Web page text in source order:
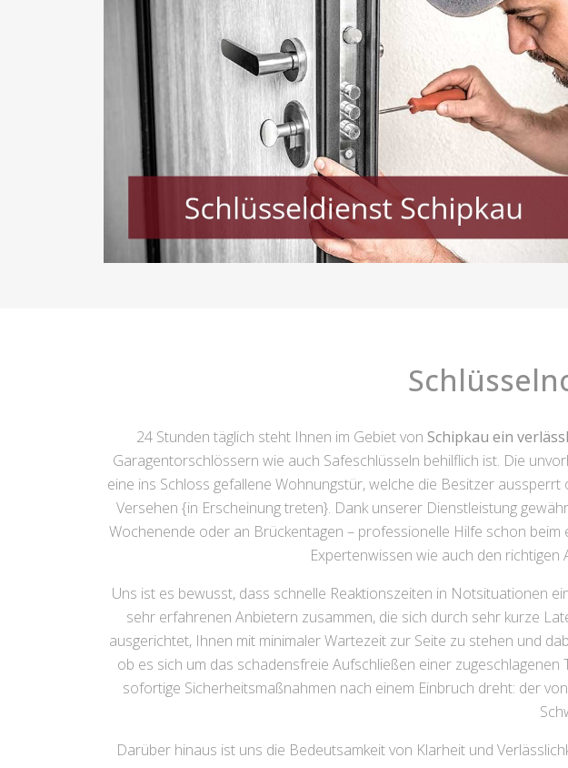
24 Stunden täglich steht Ihnen im Gebiet von Schipkau ein
Garagentorschlössern wie auch Safeschlüsseln behilflich ist. Die
eine ins Schloss gefallene Wohnungstür, welche die Besitzer
Versehen {in Erscheinung treten}. Dank unserer Dienstleistung
Wochenende oder an Brückentagen – professionelle Hilfe schon
Expertenwissen wie auch den
Uns ist es bewusst, dass schnelle Reaktionszeiten in Notsituationen
sehr erfahrenen Anbietern zusammen, die sich durch sehr kurze
ausgerichtet, Ihnen mit minimaler Wartezeit zur Seite zu stehen und
ob es sich um das schadensfreie Aufschließen einer
sofortige Sicherheitsmaßnahmen nach einem Einbruch dreht: der
Darüber hinaus ist uns die Bedeutsamkeit von Klarheit und